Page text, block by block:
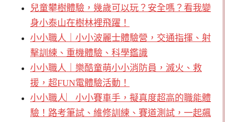
兒童攀樹體驗，幾歲可以玩？安全嗎？看我變
身小泰山在樹林裡飛躍！
小小職人｜小小波麗士體驗營，交通指揮、射
擊訓練、重機體驗、科學鑑識
小小職人｜樂酷童萌小小消防員，滅火、救
援，超FUN電體驗活動！
小小職人︳小小賽車手，擬真度超高的職能體
驗！路考筆試、維修訓練、賽道測試，一起飆